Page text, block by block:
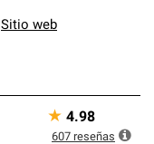
Sitio web
★ 4.98
607 reseñas